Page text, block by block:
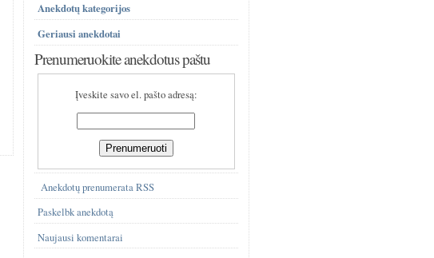
Anekdotų kategorijos
Geriausi anekdotai
Prenumeruokite anekdotus paštu
Įveskite savo el. pašto adresą:
Anekdotų prenumerata RSS
Paskelbk anekdotą
Naujausi komentarai